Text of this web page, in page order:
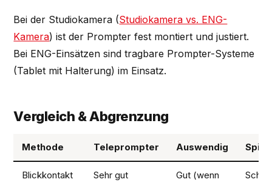
Bei der Studiokamera (Studiokamera vs. ENG-
Kamera) ist der Prompter fest montiert und justiert.
Bei ENG-Einsätzen sind tragbare Prompter-Systeme
(Tablet mit Halterung) im Einsatz.
Vergleich & Abgrenzung
Methode Teleprompter Auswendig
Blickkontakt
Sehr gut
Gut (wenn